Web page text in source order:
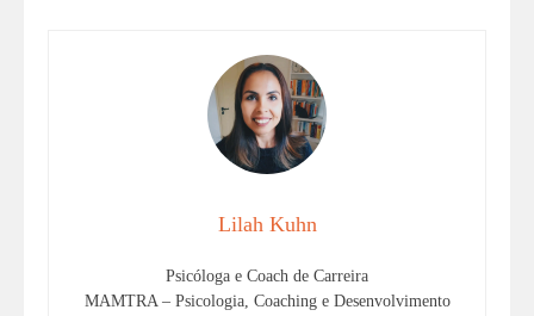
Lilah Kuhn
Psicóloga e Coach de Carreira
MAMTRA – Psicologia, Coaching e Desenvolvimento